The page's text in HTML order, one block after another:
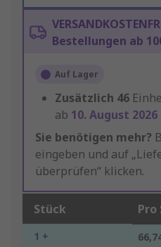
Bestellungen ab
Auf Lager
Zusätzlich 46
ab 10. August 2026
Sie benötigen mehr?
eingeben und auf
überprüfen“ klicken.
Stück Pro
1 +